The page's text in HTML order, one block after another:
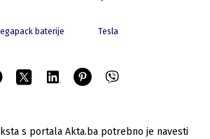
baterije Tesla
s portala Akta.ba potrebno je navesti